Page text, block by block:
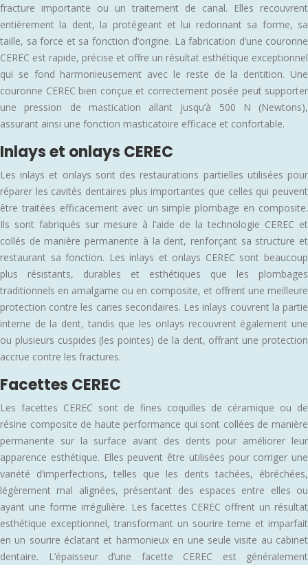
fracture importante ou un traitement de canal. Elles recouvrent
entièrement la dent, la protégeant et lui redonnant sa forme, sa
taille, sa force et sa fonction d’origine. La fabrication d’une couronne
CEREC est rapide, précise et offre un résultat esthétique exceptionnel
qui se fond harmonieusement avec le reste de la dentition. Une
couronne CEREC bien conçue et correctement posée peut supporter
une pression de mastication allant jusqu’à 500 N (Newtons),
assurant ainsi une fonction masticatoire efficace et confortable.
Inlays et onlays CEREC
Les inlays et onlays sont des restaurations partielles utilisées pour
réparer les cavités dentaires plus importantes que celles qui peuvent
être traitées efficacement avec un simple plombage en composite.
Ils sont fabriqués sur mesure à l’aide de la technologie CEREC et
collés de manière permanente à la dent, renforçant sa structure et
restaurant sa fonction. Les inlays et onlays CEREC sont beaucoup
plus résistants, durables et esthétiques que les plombages
traditionnels en amalgame ou en composite, et offrent une meilleure
protection contre les caries secondaires. Les inlays couvrent la partie
interne de la dent, tandis que les onlays recouvrent également une
ou plusieurs cuspides (les pointes) de la dent, offrant une protection
accrue contre les fractures.
Facettes CEREC
Les facettes CEREC sont de fines coquilles de céramique ou de
résine composite de haute performance qui sont collées de manière
permanente sur la surface avant des dents pour améliorer leur
apparence esthétique. Elles peuvent être utilisées pour corriger une
variété d’imperfections, telles que les dents tachées, ébréchées,
légèrement mal alignées, présentant des espaces entre elles ou
ayant une forme irrégulière. Les facettes CEREC offrent un résultat
esthétique exceptionnel, transformant un sourire terne et imparfait
en un sourire éclatant et harmonieux en une seule visite au cabinet
dentaire. L’épaisseur d’une facette CEREC est généralement